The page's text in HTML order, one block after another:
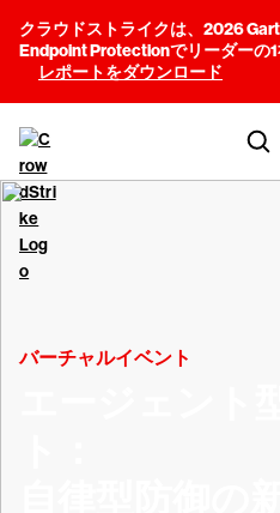
クラウドストライクは、2026
Endpoint Protectionでリーダーの1
レポートをダウンロード
バーチャルイベント